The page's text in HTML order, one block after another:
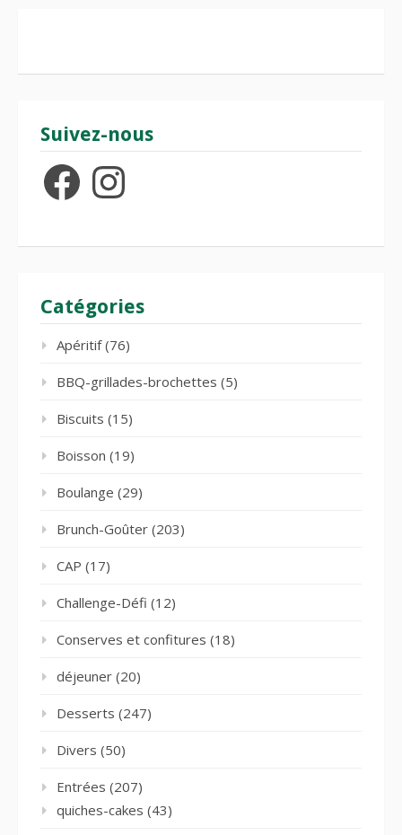
Suivez-nous
FacebookInstagram
Catégories
Apéritif(76)
BBQ-grillades-brochettes (5)
Biscuits (15)
Boisson (19)
Boulange (29)
Brunch-Goûter (203)
CAP (17)
Challenge-Défi (12)
Conserves et confitures (18)
déjeuner (20)
Desserts (247)
Divers (50)
Entrées (207)
quiches-cakes (43)